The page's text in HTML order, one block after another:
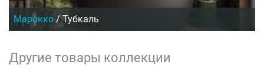
Марокко / Тубкаль
Другие товары коллекции